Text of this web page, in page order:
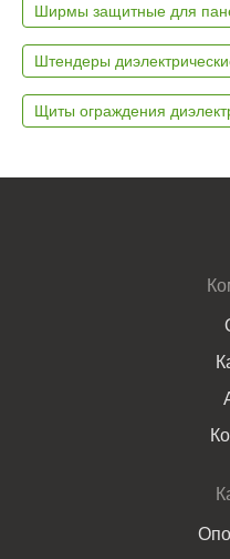
Ширмы защитные для
Штендеры
Щиты ограждения